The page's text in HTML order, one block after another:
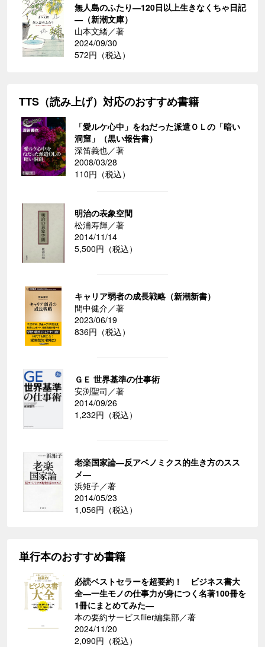
無人島のふたり―120日以上生きなくちゃ日記
―（新潮文庫）
山本文緒／著
2024/09/30
572円（税込）
TTS（読み上げ）対応のおすすめ書籍
「愛ルケ心中」をねだった派遣ＯＬの「暗い
洞窟」（黒い報告書）
深笛義也／著
2008/03/28
110円（税込）
明治の表象空間
松浦寿輝／著
2014/11/14
5,500円（税込）
キャリア弱者の成長戦略（新潮新書）
間中健介／著
2023/06/19
836円（税込）
ＧＥ 世界基準の仕事術
安渕聖司／著
2014/09/26
1,232円（税込）
老楽国家論―反アベノミクス的生き方のスス
メ―
浜矩子／著
2014/05/23
1,056円（税込）
単行本のおすすめ書籍
必読ベストセラーを超要約！ ビジネス書大
全―一生モノの仕事力が身につく名著100冊を
1冊にまとめてみた―
本の要約サービスflier編集部／著
2024/11/20
2,090円（税込）